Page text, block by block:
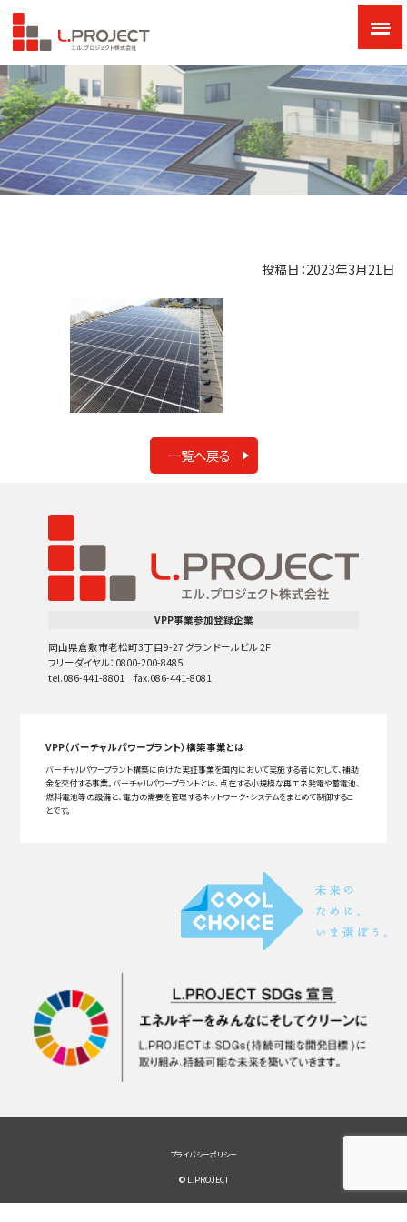
投稿日：2023年3月21日
一覧へ戻る
VPP事業参加登録企業
岡山県倉敷市老松町3丁目9-27 グランドールビル 2F
フリーダイヤル：0800-200-8485
tel.086-441-8801 fax.086-441-8081
VPP（バーチャルパワープラント）構築事業とは
バーチャルパワープラント構築に向けた実証事業を国内において実施する者に対して、補助
金を交付する事業。バーチャルパワープラントとは、点在する小規模な再エネ発電や蓄電池、
燃料電池等の設備と、電力の需要を管理するネットワーク・システムをまとめて制御するこ
とです。
プライバシーポリシー
© L.PROJECT